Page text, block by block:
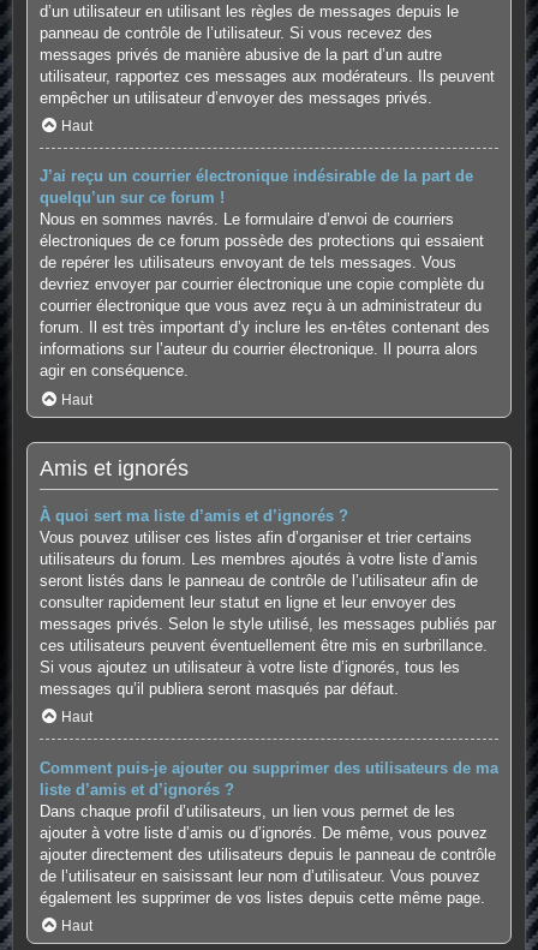
d’un utilisateur en utilisant les règles de messages depuis le
panneau de contrôle de l’utilisateur. Si vous recevez des
messages privés de manière abusive de la part d’un autre
utilisateur, rapportez ces messages aux modérateurs. Ils peuvent
empêcher un utilisateur d’envoyer des messages privés.
Haut
J’ai reçu un courrier électronique indésirable de la part de
quelqu’un sur ce forum !
Nous en sommes navrés. Le formulaire d’envoi de courriers
électroniques de ce forum possède des protections qui essaient
de repérer les utilisateurs envoyant de tels messages. Vous
devriez envoyer par courrier électronique une copie complète du
courrier électronique que vous avez reçu à un administrateur du
forum. Il est très important d’y inclure les en-têtes contenant des
informations sur l’auteur du courrier électronique. Il pourra alors
agir en conséquence.
Haut
Amis et ignorés
À quoi sert ma liste d’amis et d’ignorés ?
Vous pouvez utiliser ces listes afin d’organiser et trier certains
utilisateurs du forum. Les membres ajoutés à votre liste d’amis
seront listés dans le panneau de contrôle de l’utilisateur afin de
consulter rapidement leur statut en ligne et leur envoyer des
messages privés. Selon le style utilisé, les messages publiés par
ces utilisateurs peuvent éventuellement être mis en surbrillance.
Si vous ajoutez un utilisateur à votre liste d’ignorés, tous les
messages qu’il publiera seront masqués par défaut.
Haut
Comment puis-je ajouter ou supprimer des utilisateurs de ma
liste d’amis et d’ignorés ?
Dans chaque profil d’utilisateurs, un lien vous permet de les
ajouter à votre liste d’amis ou d’ignorés. De même, vous pouvez
ajouter directement des utilisateurs depuis le panneau de contrôle
de l’utilisateur en saisissant leur nom d’utilisateur. Vous pouvez
également les supprimer de vos listes depuis cette même page.
Haut